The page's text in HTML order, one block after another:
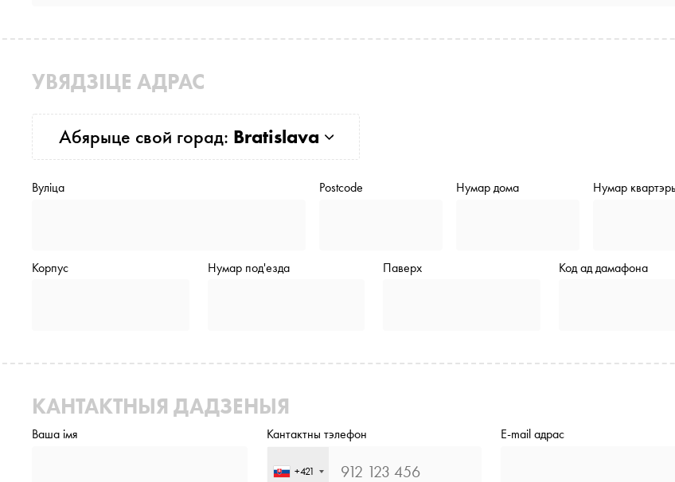
УВЯДЗІЦЕ АДРАС
Абярыце свой горад: Bratislava
Вуліца Postcode Нумар дома Нумар
Корпус Нумар под'езда Паверх Код ад дамафона
КАНТАКТНЫЯ ДАДЗЕНЫЯ
Ваша імя Кантактны тэлефон
+421
E-mail адрас